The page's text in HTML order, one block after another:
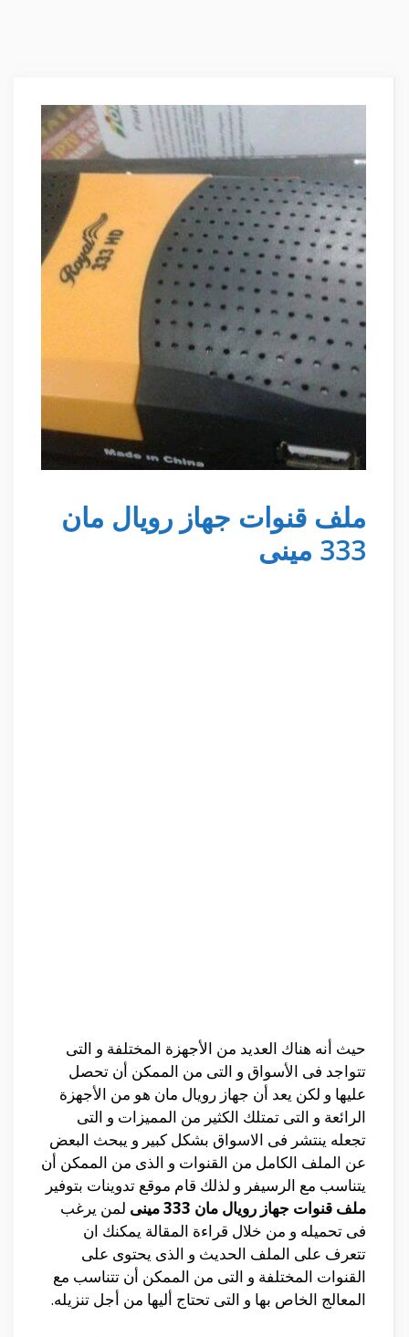
ملف قنوات جهاز رويال مان
333 مينى
حيث أنه هناك العديد من الأجهزة المختلفة و التى
تتواجد فى الأسواق و التى من الممكن أن تحصل
عليها و لكن يعد أن جهاز رويال مان هو من الأجهزة
الرائعة و التى تمتلك الكثير من المميزات و التى
تجعله ينتشر فى الاسواق بشكل كبير و يبحث البعض
عن الملف الكامل من القنوات و الذى من الممكن أن
يتناسب مع الرسيفر و لذلك قام موقع تدوينات بتوفير
ملف قنوات جهاز رويال مان 333 مينى
لمن يرغب
فى تحميله و من خلال قراءة المقالة يمكنك ان
تتعرف على الملف الحديث و الذى يحتوى على
القنوات المختلفة و التى من الممكن أن تتناسب مع
المعالج الخاص بها و التى تحتاج أليها من أجل تنزيله.